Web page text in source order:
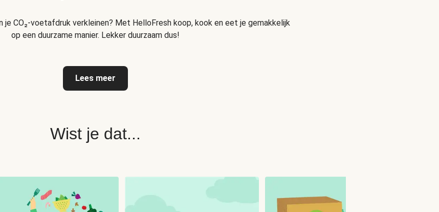
je CO₂-voetafdruk verkleinen? Met HelloFresh koop, kook en eet je gemakkelijk
op een duurzame manier. Lekker duurzaam dus!
Lees meer
Wist je dat...